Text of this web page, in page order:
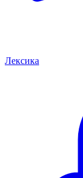
Лексика